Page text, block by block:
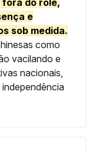
e
sob medida.
como
vacilando e
nacionais,